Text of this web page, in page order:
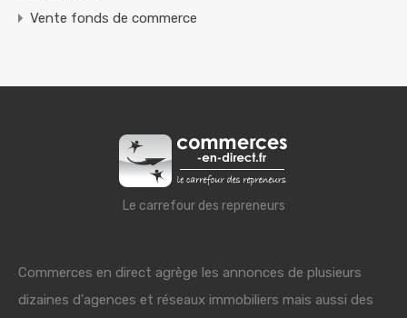
Vente fonds de commerce
Le carrefour des repreneurs
Commerces en direct agrège les annonces de plusieurs
dizaines d'agences et réseaux immobiliers mais aussi des